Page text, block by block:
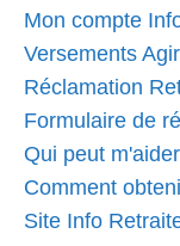
Mon compte
Versements
Réclamation
Formulaire de
Qui peut
Comment
Site Info